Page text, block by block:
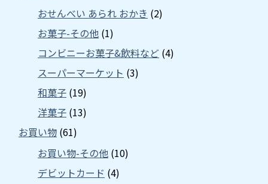
おせんべい あられ おかき (2)
お菓子-その他 (1)
コンビニーお菓子&飲料など (4)
スーパーマーケット (3)
和菓子 (19)
洋菓子 (13)
お買い物 (61)
お買い物-その他 (10)
デビットカード (4)